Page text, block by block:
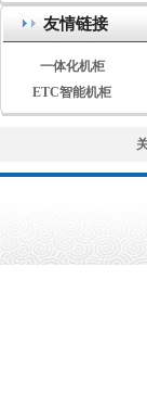
友情链接
一体化机柜
ETC智能机柜